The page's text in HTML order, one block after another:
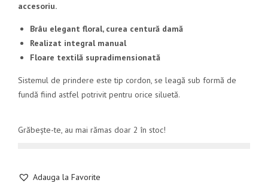
accesoriu.
Brâu elegant floral, curea centură damă
Realizat integral manual
Floare textilă supradimensionată
Sistemul de prindere este tip cordon, se leagă sub formă de
fundă fiind astfel potrivit pentru orice siluetă.
Grăbește-te, au mai rămas doar 2 în stoc!
Adauga la Favorite